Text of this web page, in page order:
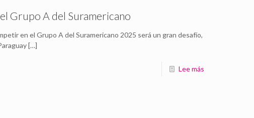
Grupo A del Suramericano
en el Grupo A del Suramericano 2025 será un gran desafío,
[…]
Lee más